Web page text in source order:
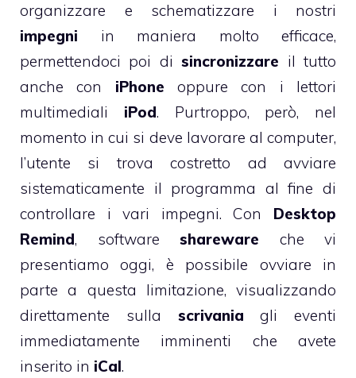
organizzare e schematizzare i nostri
impegni in maniera molto efficace,
permettendoci poi disincronizzare il tutto
anche con iPhone oppure con i lettori
multimediali iPod. Purtroppo, però, nel
momento in cui si deve lavorare al computer,
l’utente si trova costretto ad avviare
sistematicamente il programma al fine di
controllare i vari impegni. Con Desktop
Remind, software shareware che vi
presentiamo oggi, è possibile ovviare in
parte a questa limitazione, visualizzando
direttamente sulla scrivania gli eventi
immediatamente imminenti che avete
inserito in iCal.